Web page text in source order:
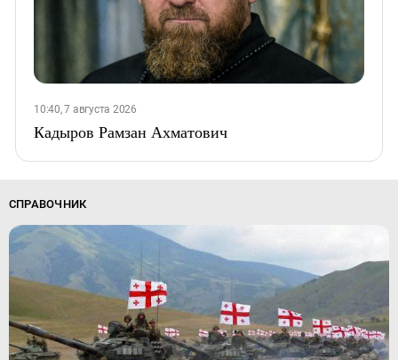
10:40, 7 августа 2026
Кадыров Рамзан Ахматович
СПРАВОЧНИК